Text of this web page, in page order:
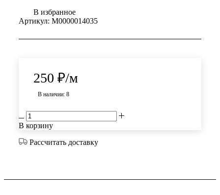
В избранное
Артикул: М0000014035
250 ₽/м
В наличии: 8
В корзину
Рассчитать доставку